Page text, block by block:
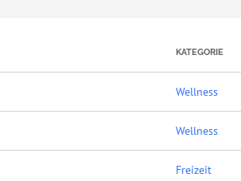
KATEGORIE
Wellness
Wellness
Freizeit